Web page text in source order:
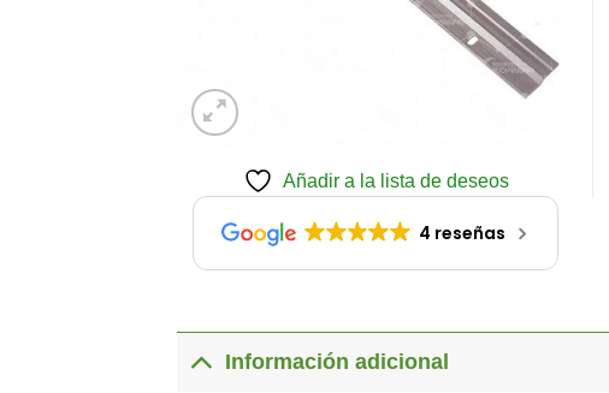
Añadir a la lista de deseos
4 reseñas
Información adicional